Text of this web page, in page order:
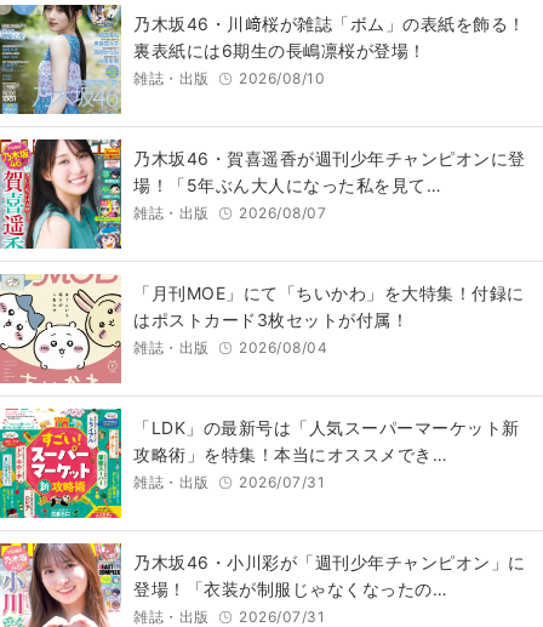
乃木坂46・川﨑桜が雑誌「ボム」の表紙を飾る！
裏表紙には6期生の長嶋凛桜が登場！
雑誌・出版 2026/08/10
乃木坂46・賀喜遥香が週刊少年チャンピオンに登
場！「5年ぶん大人になった私を見て…
雑誌・出版 2026/08/07
「月刊MOE」にて「ちいかわ」を大特集！付録に
はポストカード3枚セットが付属！
雑誌・出版 2026/08/04
「LDK」の最新号は「人気スーパーマーケット新
攻略術」を特集！本当にオススメでき…
雑誌・出版 2026/07/31
乃木坂46・小川彩が「週刊少年チャンピオン」に
登場！「衣装が制服じゃなくなったの…
雑誌・出版 2026/07/31